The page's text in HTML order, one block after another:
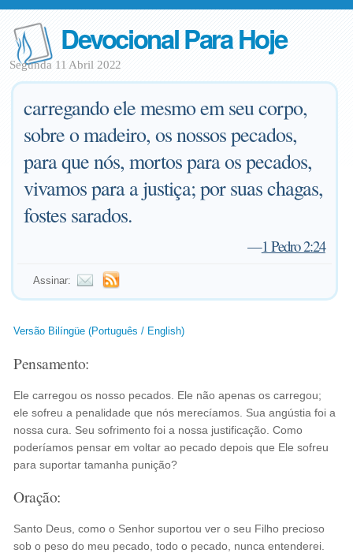
Devocional Para Hoje
Segunda 11 Abril 2022
carregando ele mesmo em seu corpo,
sobre o madeiro, os nossos pecados,
para que nós, mortos para os pecados,
vivamos para a justiça; por suas chagas,
fostes sarados.
—1 Pedro 2:24
Assinar:
Versão Bilíngüe (Português / English)
Pensamento:
Ele carregou os nosso pecados. Ele não apenas os carregou;
ele sofreu a penalidade que nós merecíamos. Sua angústia foi a
nossa cura. Seu sofrimento foi a nossa justificação. Como
poderíamos pensar em voltar ao pecado depois que Ele sofreu
para suportar tamanha punição?
Oração:
Santo Deus, como o Senhor suportou ver o seu Filho precioso
sob o peso do meu pecado, todo o pecado, nunca entenderei.